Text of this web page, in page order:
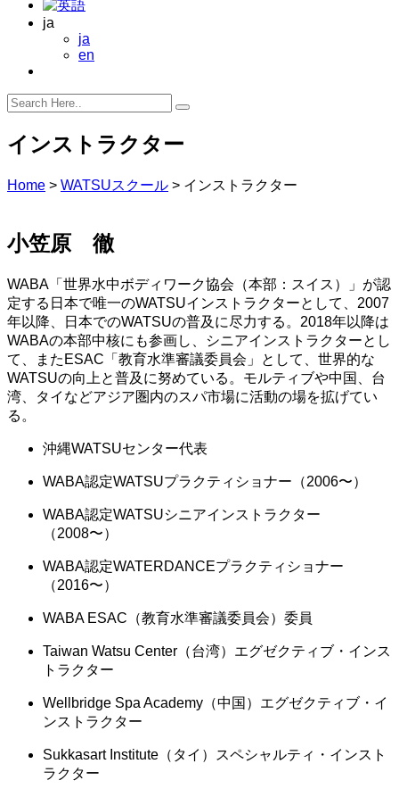
ja
ja
en
インストラクター
Home > WATSUスクール > インストラクター
小笠原 徹
WABA「世界水中ボディワーク協会（本部：スイス）」が認
定する日本で唯一のWATSUインストラクターとして、2007
年以降、日本でのWATSUの普及に尽力する。2018年以降は
WABAの本部中核にも参画し、シニアインストラクターとし
て、またESAC「教育水準審議委員会」として、世界的な
WATSUの向上と普及に努めている。モルティブや中国、台
湾、タイなどアジア圏内のスパ市場に活動の場を拡げてい
る。
沖縄WATSUセンター代表
WABA認定WATSUプラクティショナー（2006〜）
WABA認定WATSUシニアインストラクター
（2008〜）
WABA認定WATERDANCEプラクティショナー
（2016〜）
WABA ESAC（教育水準審議委員会）委員
Taiwan Watsu Center（台湾）エグゼクティブ・インス
トラクター
Wellbridge Spa Academy（中国）エグゼクティブ・イ
ンストラクター
Sukkasart Institute（タイ）スペシャルティ・インスト
ラクター